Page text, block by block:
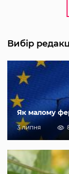
Вибір
Як малому
3 липня